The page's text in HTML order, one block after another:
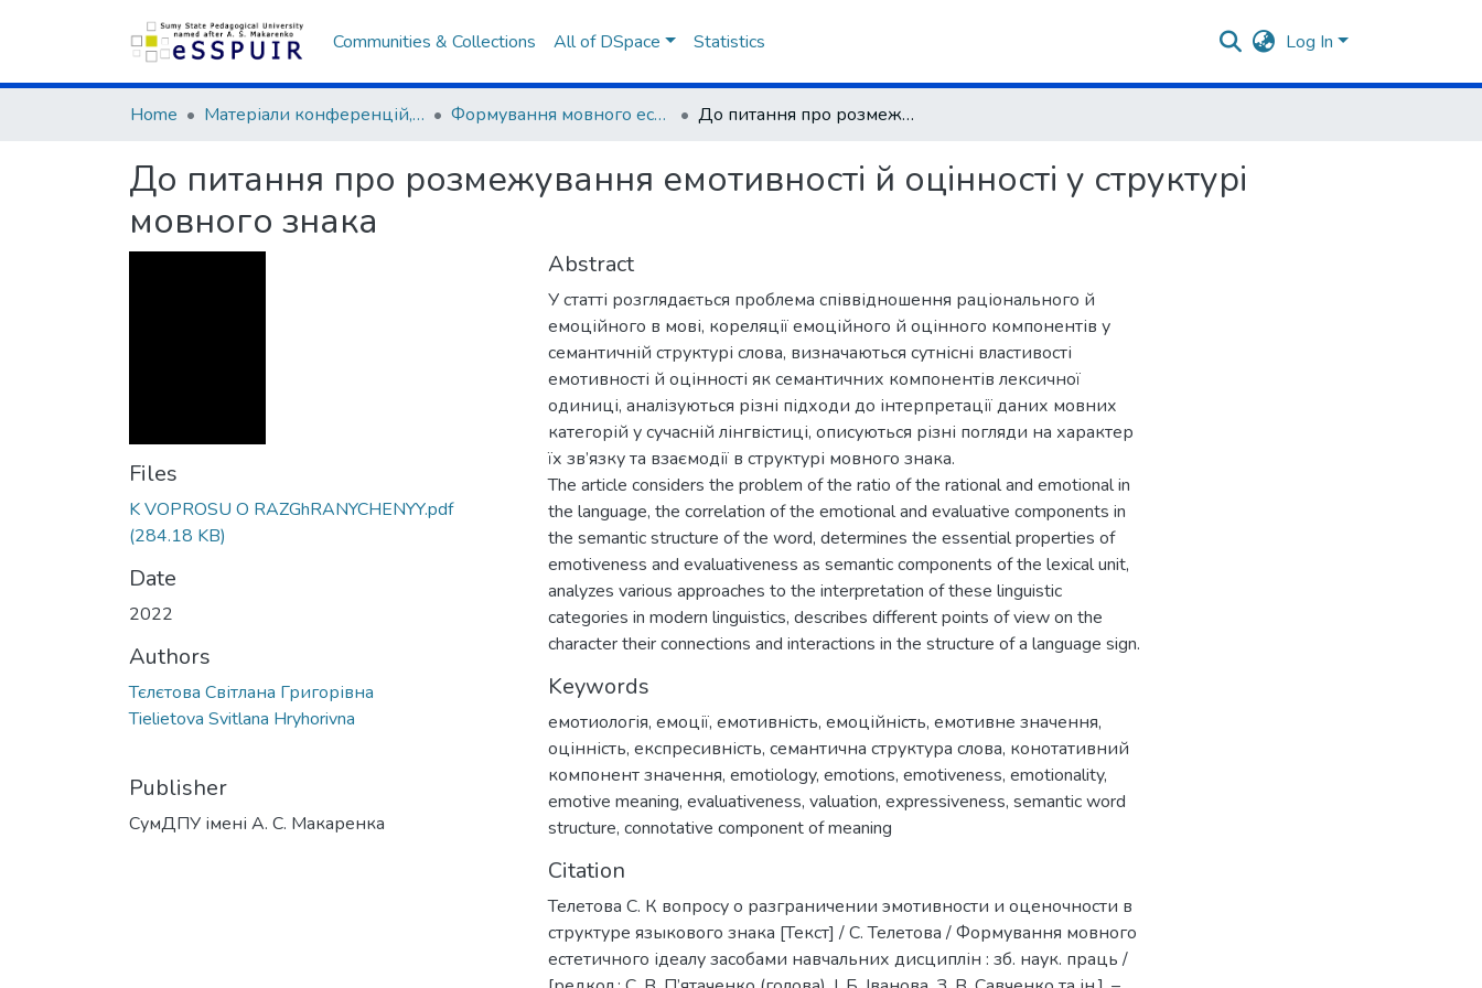
Communities & Collections All of DSpace Statistics Log In
Home Матеріали конференцій, семінарів, читань Формування мовного естетичного ідеалу засобами навчальних дисциплін До питання про розмежування емотивності й оцінності у структурі мовного знака
До питання про розмежування емотивності й оцінності у структурі
мовного знака
Files
K VOPROSU O RAZGhRANYCHENYY.pdf
(284.18 KB)
Date
2022
Authors
Тєлєтова Світлана Григорівна
Tielietova Svitlana Hryhorivna
Publisher
СумДПУ імені А. С. Макаренка
Abstract
У статті розглядається проблема співвідношення раціонального й
емоційного в мові, кореляції емоційного й оцінного компонентів у
семантичній структурі слова, визначаються сутнісні властивості
емотивності й оцінності як семантичних компонентів лексичної
одиниці, аналізуються різні підходи до інтерпретації даних мовних
категорій у сучасній лінгвістиці, описуються різні погляди на характер
їх зв’язку та взаємодії в структурі мовного знака.
The article considers the problem of the ratio of the rational and emotional in
the language, the correlation of the emotional and evaluative components in
the semantic structure of the word, determines the essential properties of
emotiveness and evaluativeness as semantic components of the lexical unit,
analyzes various approaches to the interpretation of these linguistic
categories in modern linguistics, describes different points of view on the
character their connections and interactions in the structure of a language sign.
Keywords
емотиологія, емоції, емотивність, емоційність, емотивне значення,
оцінність, експресивність, семантична структура слова, конотативний
компонент значення, emotiology, emotions, emotiveness, emotionality,
emotive meaning, evaluativeness, valuation, expressiveness, semantic word
structure, connotative component of meaning
Citation
Телетова С. К вопросу о разграничении эмотивности и оценочности в
структуре языкового знака [Текст] / С. Телетова / Формування мовного
естетичного ідеалу засобами навчальних дисциплін : зб. наук. праць /